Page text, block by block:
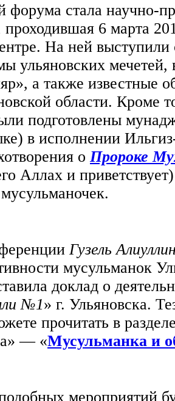
форума стала научно-
6 марта
На ней выступили
ульяновских мечетей,
а также известные
области. Кроме
подготовлены
в исполнении
оПророке
Аллах и
Гузель
мусульманок
доклад о
№1» г. Ульяновска.
прочитать в
— «Мусульманка и
мероприятий